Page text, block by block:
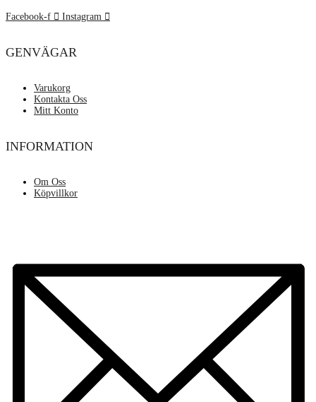
Facebook-f Instagram
GENVÄGAR
Varukorg
Kontakta Oss
Mitt Konto
INFORMATION
Om Oss
Köpvillkor